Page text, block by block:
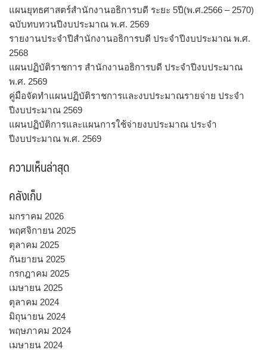
แผนยุทธศาสตร์สำนักงานอธิการบดี ระยะ 5ปี(พ.ศ.2566 – 2570)
ฉบับทบทวนปีงบประมาณ พ.ศ. 2569
รายงานประจำปีสำนักงานอธิการบดี ประจำปีงบประมาณ พ.ศ.
2568
แผนปฏิบัติราชการ สำนักงานอธิการบดี ประจำปีงบประมาณ
พ.ศ. 2569
คู่มือจัดทำแผนปฏิบัติราชการและงบประมาณรายจ่าย ประจำ
ปีงบประมาณ 2569
แผนปฏิบัติการและแผนการใช้จ่ายงบประมาณ ประจำ
ปีงบประมาณ พ.ศ. 2569
ความเห็นล่าสุด
คลังเก็บ
มกราคม 2026
พฤศจิกายน 2025
ตุลาคม 2025
กันยายน 2025
กรกฎาคม 2025
เมษายน 2025
ตุลาคม 2024
มิถุนายน 2024
พฤษภาคม 2024
เมษายน 2024